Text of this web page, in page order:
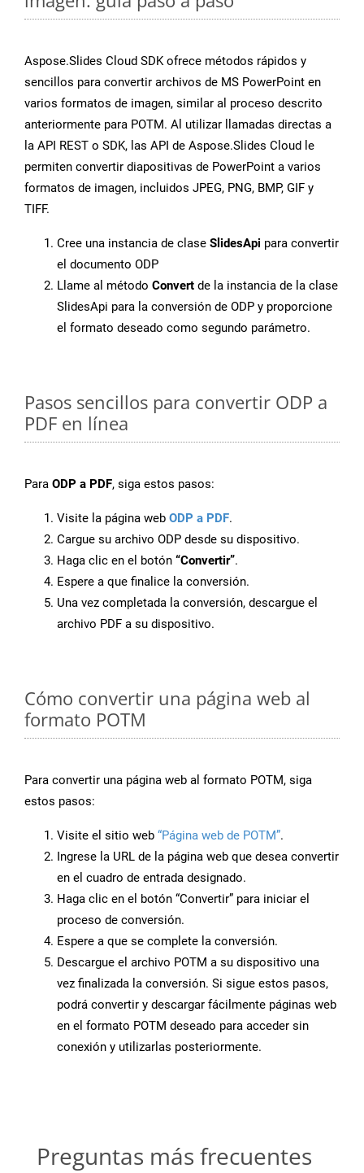
Aspose.Slides Cloud SDK ofrece métodos rápidos y
sencillos para convertir archivos de MS PowerPoint en
varios formatos de imagen, similar al proceso descrito
anteriormente para POTM. Al utilizar llamadas directas a
la API REST o SDK, las API de Aspose.Slides Cloud le
permiten convertir diapositivas de PowerPoint a varios
formatos de imagen, incluidos JPEG, PNG, BMP, GIF y
TIFF.
Cree una instancia de clase SlidesApi para convertir
el documento ODP
Llame al método Convert de la instancia de la clase
SlidesApi para la conversión de ODP y proporcione
el formato deseado como segundo parámetro.
Pasos sencillos para convertir ODP a
PDF en línea
Para ODP a PDF, siga estos pasos:
Visite la página web ODP a PDF.
Cargue su archivo ODP desde su dispositivo.
Haga clic en el botón “Convertir”.
Espere a que finalice la conversión.
Una vez completada la conversión, descargue el
archivo PDF a su dispositivo.
Cómo convertir una página web al
formato POTM
Para convertir una página web al formato POTM, siga
estos pasos:
Visite el sitio web “Página web de POTM”.
Ingrese la URL de la página web que desea convertir
en el cuadro de entrada designado.
Haga clic en el botón “Convertir” para iniciar el
proceso de conversión.
Espere a que se complete la conversión.
Descargue el archivo POTM a su dispositivo una
vez finalizada la conversión. Si sigue estos pasos,
podrá convertir y descargar fácilmente páginas web
en el formato POTM deseado para acceder sin
conexión y utilizarlas posteriormente.
Preguntas más frecuentes